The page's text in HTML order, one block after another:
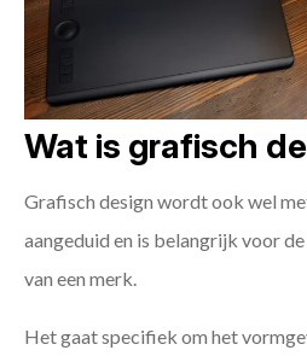
Wat is grafisch
Grafisch design wordt ook wel
aangeduid en is belangrijk voor
van een merk.
Het gaat specifiek om het